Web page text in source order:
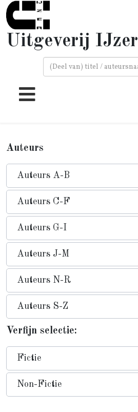
Uitgeverij IJzer
Auteurs
Auteurs A-B
Auteurs C-F
Auteurs G-I
Auteurs J-M
Auteurs N-R
Auteurs S-Z
Verfijn selectie:
Fictie
Non-Fictie